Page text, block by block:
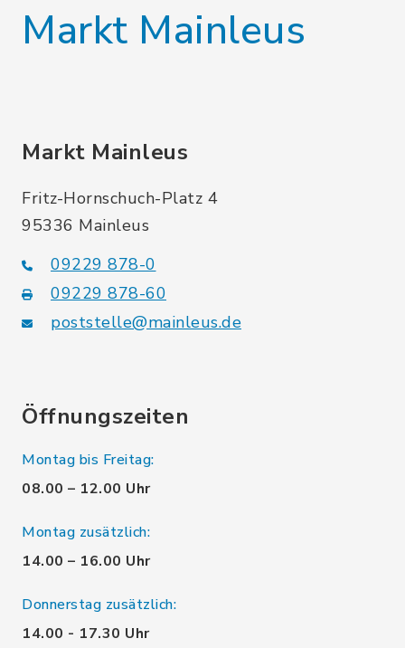
Markt Mainleus
Markt Mainleus
Fritz-Hornschuch-Platz 4
95336 Mainleus
09229 878-0
09229 878-60
poststelle@mainleus.de
Öffnungszeiten
Montag bis Freitag:
08.00 – 12.00 Uhr
Montag zusätzlich:
14.00 – 16.00 Uhr
Donnerstag zusätzlich:
14.00 - 17.30 Uhr